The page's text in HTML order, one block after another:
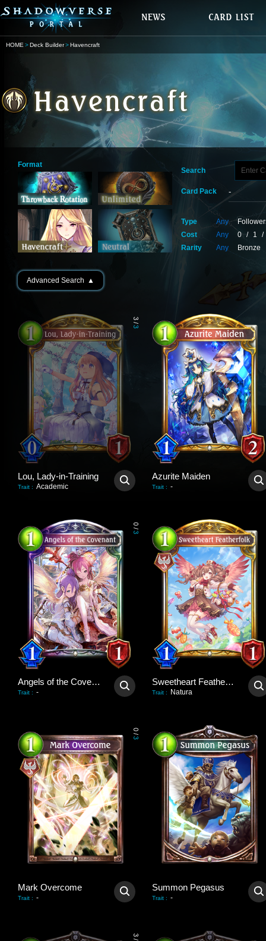
HOME Deck Builder Havencraft
Format
Search
Card Pack
Type Any
Cost
Any 0 / 1
/
Rarity
Any Bronze
Advanced Search ▲
3
/
3
Lou, Lady-in-Training
Trait : Academic
Azurite Maiden
Trait : -
0
/
3
Angels of the Covenant
Trait : -
Sweetheart Featherfolk
Trait : Natura
0
/
3
Mark Overcome
Trait : -
Summon Pegasus
Trait : -
3
/